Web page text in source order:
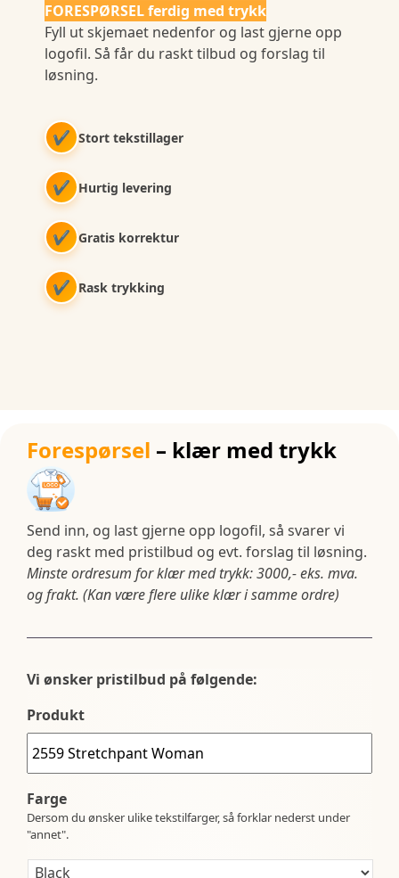
FORESPØRSEL ferdig med trykk
Fyll ut skjemaet nedenfor og last gjerne opp
logofil. Så får du raskt tilbud og forslag til
løsning.
✔ Stort tekstillager
✔ Hurtig levering
✔ Gratis korrektur
✔ Rask trykking
Forespørsel – klær med trykk
Send inn, og last gjerne opp logofil, så svarer vi
deg raskt med pristilbud og evt. forslag til løsning.
Minste ordresum for klær med trykk: 3000,- eks. mva.
og frakt. (Kan være flere ulike klær i samme ordre)
Vi ønsker pristilbud på følgende:
Produkt
Farge
Dersom du ønsker ulike tekstilfarger, så forklar nederst under
"annet".